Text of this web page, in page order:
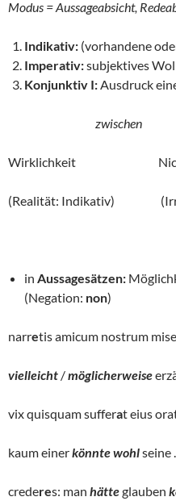
Modus = Aussageabsicht,
Indikativ: (vorhandene
Imperativ:subjektives
Konjunktiv I:Ausdruck
zwischen
Wirklichkeit Nicht-
(Realität: Indikativ)
in Aussagesätzen:
(Negation: non)
narretis amicum nostrum
vielleicht /möglicherweise
vix quisquam sufferat eius
kaum einerkönnte wohl
crederes: man hätteglauben